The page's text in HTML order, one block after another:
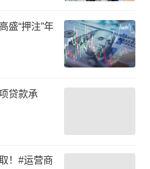
盛“押注”年
贷款承
！#运营商